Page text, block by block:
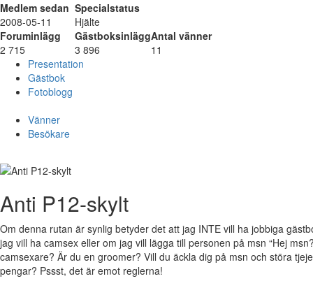
Medlem sedan Specialstatus
2008-05-11
Hjälte
Foruminlägg
GästboksinläggAntal vänner
2 715
3 896
11
Presentation
Gästbok
Fotoblogg
Vänner
Besökare
Anti P12-skylt
Om denna rutan är synlig betyder det att jag INTE vill ha jobbiga
jag vill ha camsex eller om jag vill lägga till personen på msn “Hej
camsexare? Är du en groomer? Vill du äckla dig på msn och störa
pengar? Pssst, det är emot reglerna!